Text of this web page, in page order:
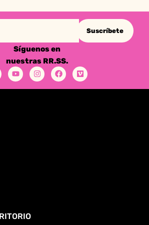
Suscríbete
Síguenos en
nuestras RR.SS.